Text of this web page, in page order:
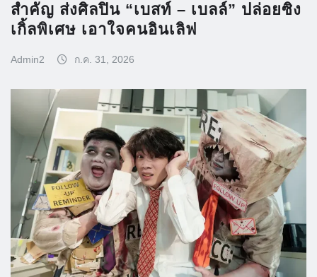
สำคัญ ส่งศิลปิน “เบสท์ – เบลล์” ปล่อยซิง
เกิ้ลพิเศษ เอาใจคนอินเลิฟ
Admin2 ก.ค. 31, 2026